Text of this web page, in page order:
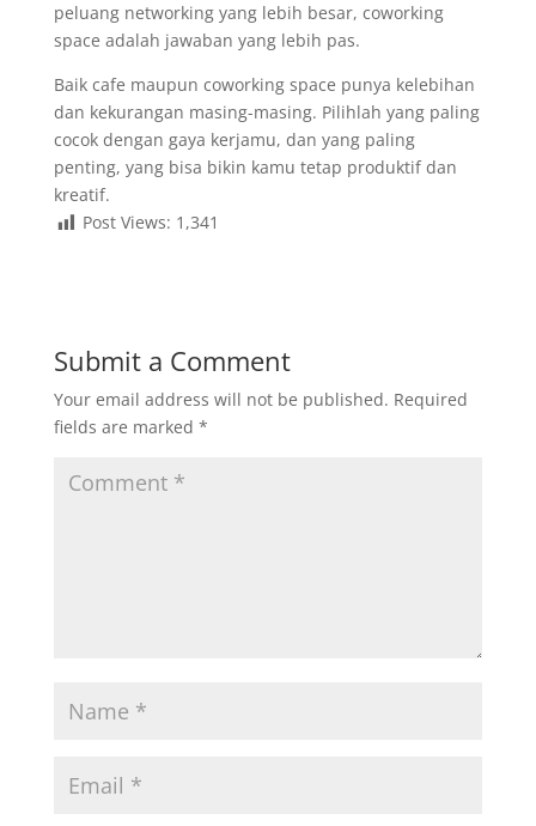
peluang networking yang lebih besar, coworking
space adalah jawaban yang lebih pas.
Baik cafe maupun coworking space punya kelebihan
dan kekurangan masing-masing. Pilihlah yang paling
cocok dengan gaya kerjamu, dan yang paling
penting, yang bisa bikin kamu tetap produktif dan
kreatif.
Post Views: 1,341
Submit a Comment
Your email address will not be published. Required
fields are marked *